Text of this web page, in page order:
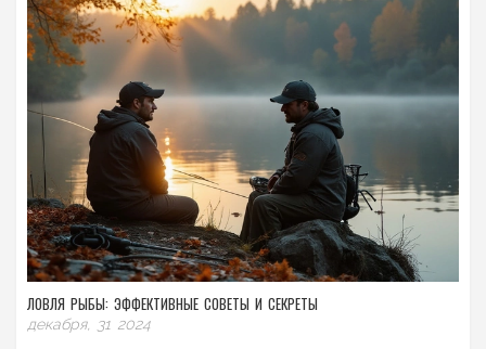
ЛОВЛЯ РЫБЫ: ЭФФЕКТИВНЫЕ СОВЕТЫ И СЕКРЕТЫ
декабря, 31 2024